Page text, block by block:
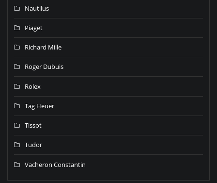
Nautilus
Piaget
Richard Mille
Roger Dubuis
Rolex
Tag Heuer
Tissot
Tudor
Vacheron Constantin